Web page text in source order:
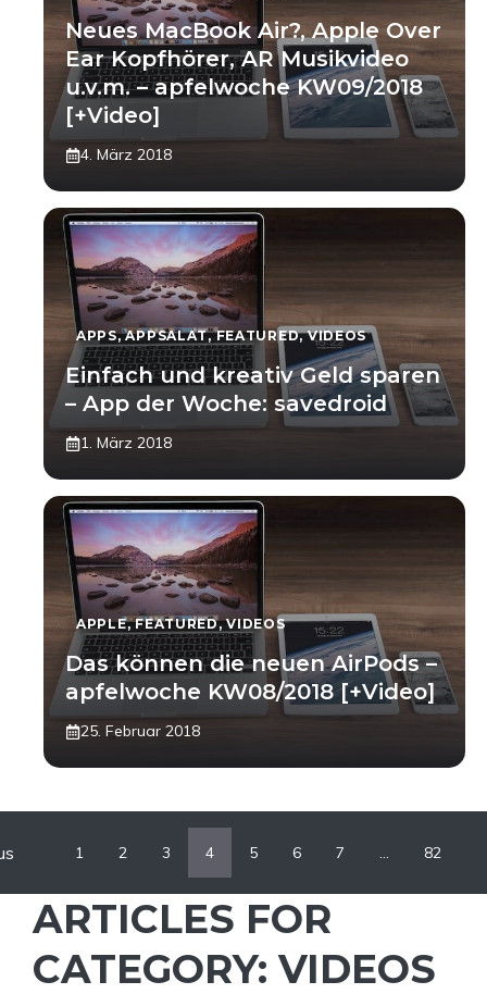
Neues MacBook Air?, Apple Over
Ear Kopfhörer, AR Musikvideo
u.v.m. – apfelwoche KW09/2018
[+Video]
4. März 2018
APPS,APPSALAT,FEATURED,VIDEOS
Einfach und kreativ Geld sparen
– App der Woche: savedroid
1. März 2018
APPLE,FEATURED,VIDEOS
Das können die neuen AirPods –
apfelwoche KW08/2018 [+Video]
25. Februar 2018
1 2 3 4 5 6 7 … 82
ARTICLES FOR
CATEGORY: VIDEOS